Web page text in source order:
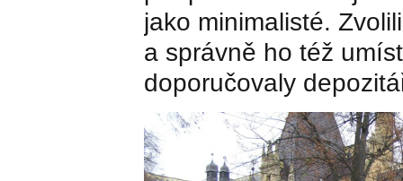
jako minimalisté.
a správně ho též
doporučovaly